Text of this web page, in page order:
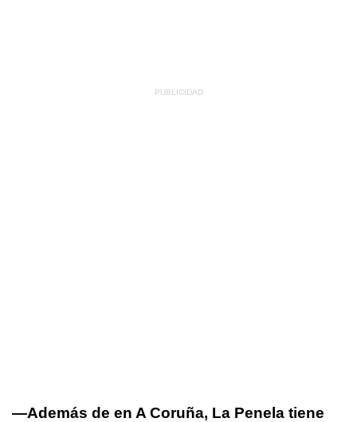
—Además de en A Coruña, La Penela tiene